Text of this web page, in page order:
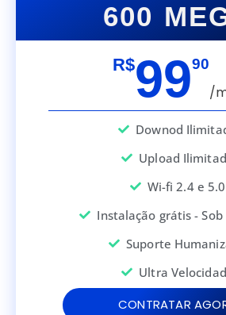
600
R$9990
/
Downod
Upload
Wi-fi 2.4 e 5.0
Instalação grátis - Sob
Suporte
Ultra
CONTRATAR